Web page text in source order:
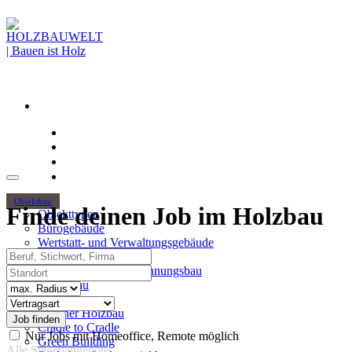
Objektbau
Objekttypen
Bürogebäude
Wertstatt- und Verwaltungsgebäude
Holzhochhäuser
Mehrgeschossiger Wohnungsbau
Hallenbau
Themen
Urbaner Holzbau
Cradle to Cradle
Green Building
Finde deinen Job im Holzbau
Beruf, Stichwort, Firma
Standort
Radius
Vertragsart
Nur Jobs mit Homeoffice, Remote möglich